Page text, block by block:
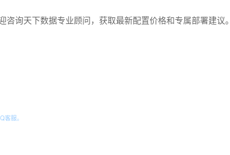
询天下数据专业顾问，获取最新配置价格和专属部署建议。
客服。